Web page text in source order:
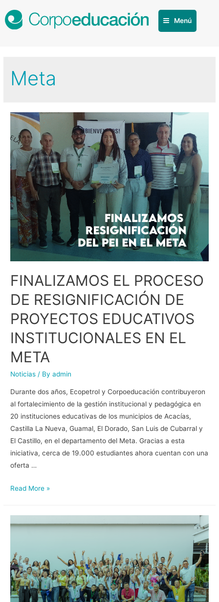
Menú
Meta
FINALIZAMOS EL PROCESO
DE RESIGNIFICACIÓN DE
PROYECTOS EDUCATIVOS
INSTITUCIONALES EN EL
META
Noticias / Byadmin
Durante dos años, Ecopetrol y Corpoeducación contribuyeron
al fortalecimiento de la gestión institucional y pedagógica en
20 instituciones educativas de los municipios de Acacías,
Castilla La Nueva, Guamal, El Dorado, San Luis de Cubarral y
El Castillo, en el departamento del Meta. Gracias a esta
iniciativa, cerca de 19.000 estudiantes ahora cuentan con una
oferta …
Read More »